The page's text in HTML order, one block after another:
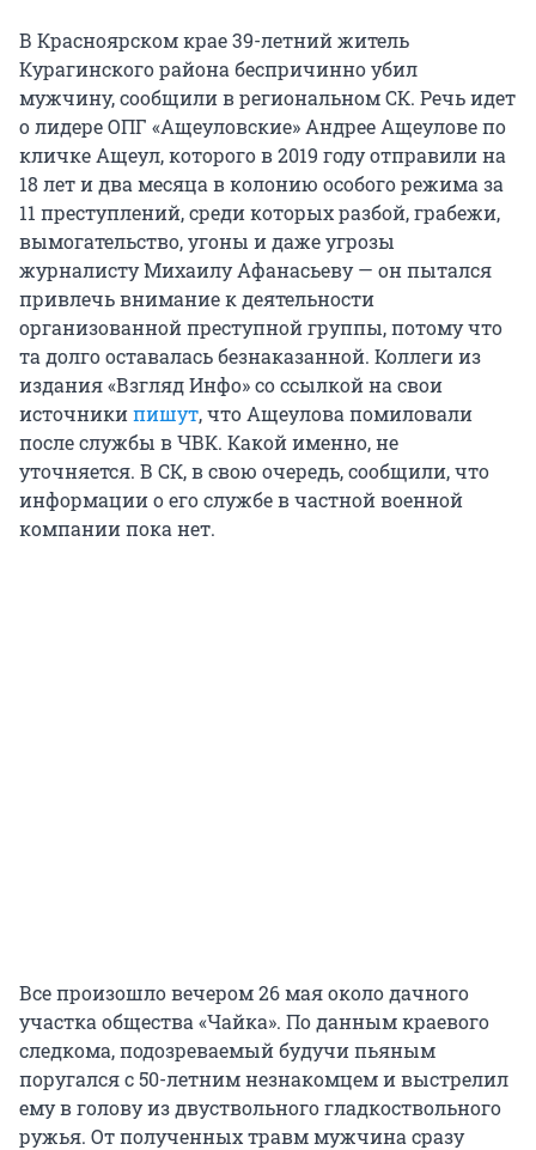
В Красноярском крае 39-летний житель
Курагинского района беспричинно убил
мужчину, сообщили в региональном СК. Речь идет
о лидере ОПГ «Ащеуловские» Андрее Ащеулове по
кличке Ащеул, которого в 2019 году отправили на
18 лет и два месяца в колонию особого режима за
11 преступлений, среди которых разбой, грабежи,
вымогательство, угоны и даже угрозы
журналисту Михаилу Афанасьеву — он пытался
привлечь внимание к деятельности
организованной преступной группы, потому что
та долго оставалась безнаказанной. Коллеги из
издания «Взгляд Инфо» со ссылкой на свои
источникипишут, что Ащеулова помиловали
после службы в ЧВК. Какой именно, не
уточняется. В СК, в свою очередь, сообщили, что
информации о его службе в частной военной
компании пока нет.
Все произошло вечером 26 мая около дачного
участка общества «Чайка». По данным краевого
следкома, подозреваемый будучи пьяным
поругался с 50-летним незнакомцем и выстрелил
ему в голову из двуствольного гладкоствольного
ружья. От полученных травм мужчина сразу